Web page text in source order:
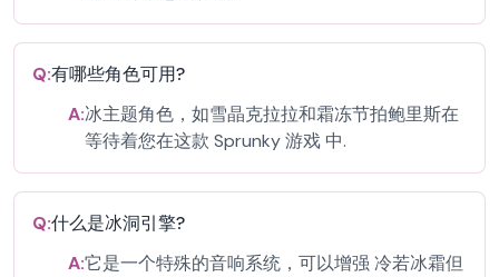
Q:有哪些角色可用?
A:冰主题角色，如雪晶克拉拉和霜冻节拍鲍里斯在
等待着您在这款 Sprunky 游戏 中.
Q:什么是冰洞引擎?
A:它是一个特殊的音响系统，可以增强 冷若冰霜但